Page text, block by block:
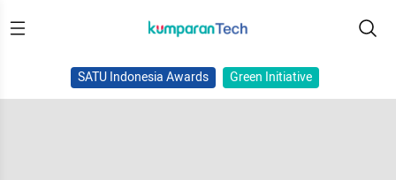
SATU Indonesia Awards Green Initiative